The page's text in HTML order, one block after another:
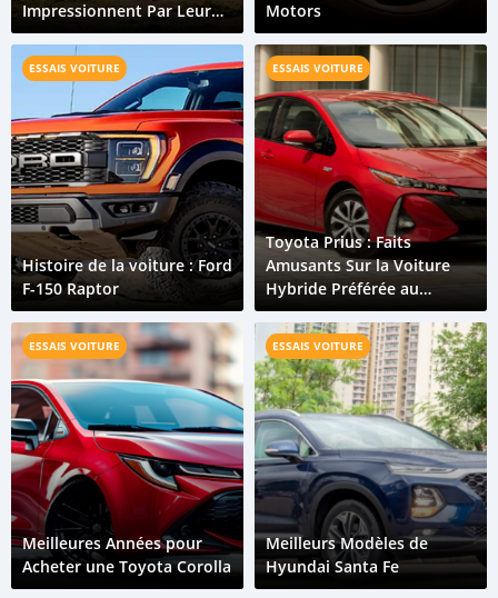
Impressionnent Par Leur
Longévité
Motors
ESSAIS VOITURE
Histoire de la voiture : Ford
F-150 Raptor
ESSAIS VOITURE
Toyota Prius : Faits
Amusants Sur la Voiture
Hybride Préférée au
Monde
ESSAIS VOITURE
Meilleures Années pour
Acheter une Toyota Corolla
ESSAIS VOITURE
Meilleurs Modèles de
Hyundai Santa Fe